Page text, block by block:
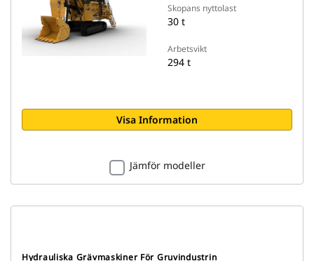
Skopans nyttolast
30 t
Arbetsvikt
294 t
Visa Information
Jämför modeller
Hydrauliska Grävmaskiner För Gruvindustrin